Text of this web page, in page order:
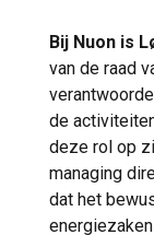
Bij Nuon is
van de raad
de
deze rol op
managing
dat het